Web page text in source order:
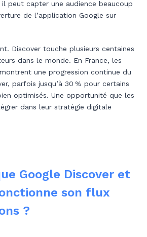
peut capter une audience beaucoup
de l’application Google sur
Discover touche plusieurs centaines
dans le monde. En France, les
une progression continue du
parfois jusqu’à 30 % pour certains
optimisés. Une opportunité que les
dans leur stratégie digitale
Google Discover et
son flux
?